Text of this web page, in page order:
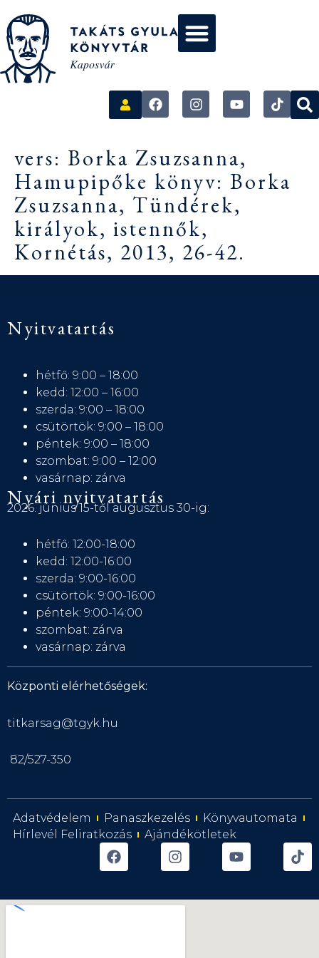
vers: Borka Zsuzsanna,
Hamupipőke könyv: Borka
Zsuzsanna, Tündérek,
királyok, istennők,
Kornétás, 2013, 26-42.
Nyitvatartás
hétfő: 9:00 – 18:00
kedd: 12:00 – 16:00
szerda: 9:00 – 18:00
csütörtök: 9:00 – 18:00
péntek: 9:00 – 18:00
szombat: 9:00 – 12:00
vasárnap: zárva
Nyári nyitvatartás
2026. június 15-től augusztus 30-ig:
hétfő: 12:00-18:00
kedd: 12:00-16:00
szerda: 9:00-16:00
csütörtök: 9:00-16:00
péntek: 9:00-14:00
szombat: zárva
vasárnap: zárva
Központi elérhetőségek:
titkarsag@tgyk.hu
82/527-350
Adatvédelem Panaszkezelés
Könyvautomata
Hírlevél Feliratkozás
Ajándékötletek